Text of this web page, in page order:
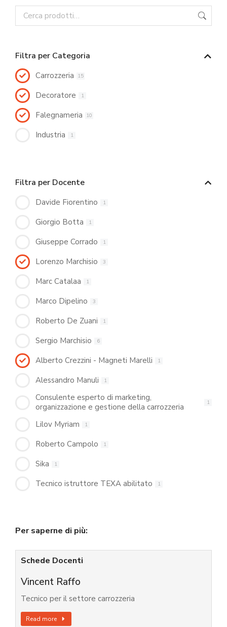
Filtra per Categoria
Carrozzeria 15
Decoratore 1
Falegnameria 10
Industria 1
Filtra per Docente
Davide Fiorentino 1
Giorgio Botta 1
Giuseppe Corrado 1
Lorenzo Marchisio 3
Marc Catalaa 1
Marco Dipelino 3
Roberto De Zuani 1
Sergio Marchisio 6
Alberto Crezzini - Magneti Marelli 1
Alessandro Manuli 1
Consulente esperto di marketing,
organizzazione e gestione della carrozzeria
1
Lilov Myriam 1
Roberto Campolo 1
Sika 1
Tecnico istruttore TEXA abilitato 1
Per saperne di più:
Schede Docenti
Vincent Raffo
Tecnico per il settore carrozzeria
Read more